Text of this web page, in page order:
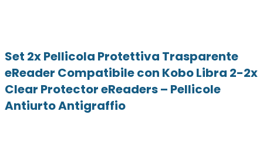
Set 2x Pellicola Protettiva Trasparente
eReader Compatibile con Kobo Libra 2-2x
Clear Protector eReaders – Pellicole
Antiurto Antigraffio